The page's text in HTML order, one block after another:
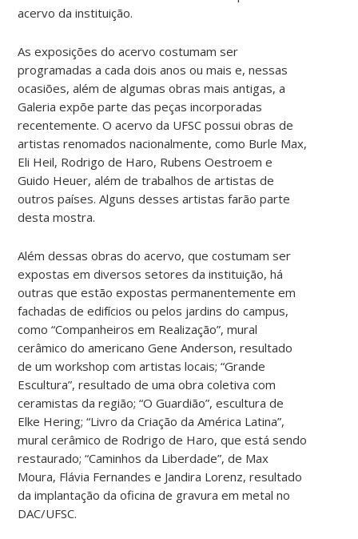
acervo da instituição.
As exposições do acervo costumam ser
programadas a cada dois anos ou mais e, nessas
ocasiões, além de algumas obras mais antigas, a
Galeria expõe parte das peças incorporadas
recentemente. O acervo da UFSC possui obras de
artistas renomados nacionalmente, como Burle Max,
Eli Heil, Rodrigo de Haro, Rubens Oestroem e
Guido Heuer, além de trabalhos de artistas de
outros países. Alguns desses artistas farão parte
desta mostra.
Além dessas obras do acervo, que costumam ser
expostas em diversos setores da instituição, há
outras que estão expostas permanentemente em
fachadas de edifícios ou pelos jardins do campus,
como “Companheiros em Realização”, mural
cerâmico do americano Gene Anderson, resultado
de um workshop com artistas locais; “Grande
Escultura”, resultado de uma obra coletiva com
ceramistas da região; “O Guardião”, escultura de
Elke Hering; “Livro da Criação da América Latina”,
mural cerâmico de Rodrigo de Haro, que está sendo
restaurado; “Caminhos da Liberdade”, de Max
Moura, Flávia Fernandes e Jandira Lorenz, resultado
da implantação da oficina de gravura em metal no
DAC/UFSC.